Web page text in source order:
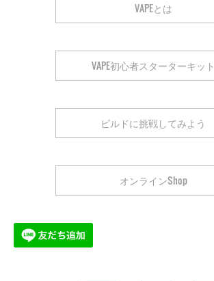
VAPEとは
VAPE初心者スターターキット
ビルドに挑戦してみよう
オンラインShop